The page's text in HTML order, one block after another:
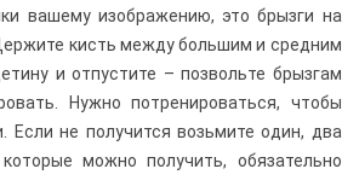
вашему изображению, это брызги на
кисть между большим и средним
и отпустите – позвольте брызгам
Нужно потренироваться, чтобы
Если не получится возьмите один, два
можно получить, обязательно